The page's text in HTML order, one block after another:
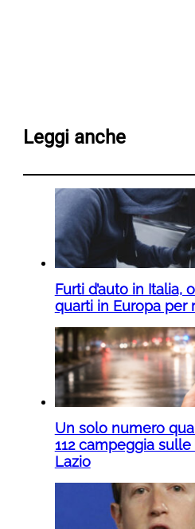
Leggi anche
Furti d’auto in Italia,
quarti in Europa per
Un solo numero
112 campeggia
Lazio